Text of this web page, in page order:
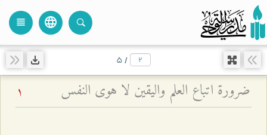
language
view_headline
/۵
ضرورة اتباع العلم واليقين لا هوى النفس 1